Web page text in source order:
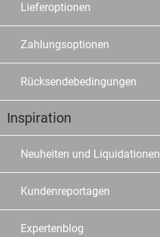
Lieferoptionen
Zahlungsoptionen
Rücksendebedingungen
Inspiration
Neuheiten und Liquidationen
Kundenreportagen
Expertenblog